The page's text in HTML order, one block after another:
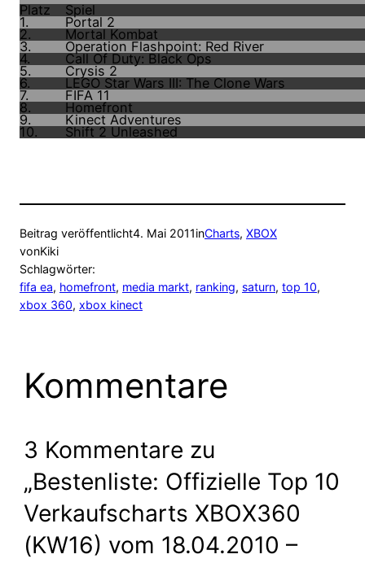
Platz Spiel
1. Portal 2
2. Mortal Kombat
3. Operation Flashpoint: Red River
4. Call Of Duty: Black Ops
5. Crysis 2
6. LEGO Star Wars III: The Clone Wars
7. FIFA 11
8. Homefront
9. Kinect Adventures
10. Shift 2 Unleashed
Beitrag veröffentlicht4. Mai 2011inCharts, XBOX
vonKiki
Schlagwörter:
fifa ea, homefront, media markt, ranking, saturn, top 10
xbox 360, xbox kinect
Kommentare
3 Kommentare zu
„Bestenliste: Offizielle Top 10
Verkaufscharts XBOX360
(KW16) vom 18.04.2010 –